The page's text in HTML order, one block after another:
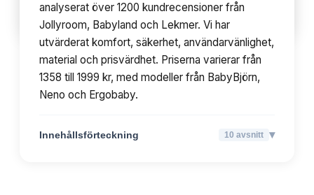
Innehållsförteckning 10avsnitt
analyserat över 1200 kundrecensioner från
Jollyroom, Babyland och Lekmer. Vi har
utvärderat komfort, säkerhet, användarvänlighet,
material och prisvärdhet. Priserna varierar från
1358 till 1999 kr, med modeller från BabyBjörn,
Neno och Ergobaby.
Innehållsförteckning 10 avsnitt ▾